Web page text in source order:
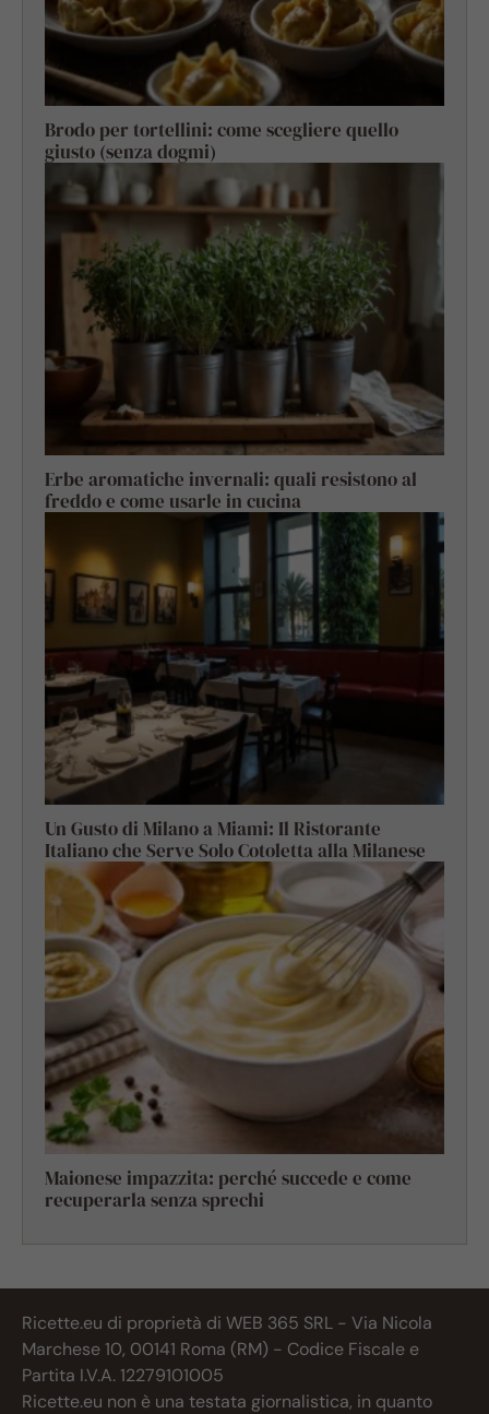
Brodo per tortellini: come scegliere quello
giusto (senza dogmi)
Erbe aromatiche invernali: quali resistono al
freddo e come usarle in cucina
Un Gusto di Milano a Miami: Il Ristorante
Italiano che Serve Solo Cotoletta alla Milanese
Maionese impazzita: perché succede e come
recuperarla senza sprechi
Ricette.eu di proprietà di WEB 365 SRL - Via Nicola
Marchese 10, 00141 Roma (RM) - Codice Fiscale e
Partita I.V.A. 12279101005
Ricette.eu non è una testata giornalistica, in quanto